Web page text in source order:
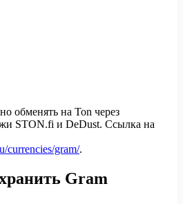
обменять на Ton через
STON.fi и DeDust. Ссылка на
currencies/gram/.
Gram